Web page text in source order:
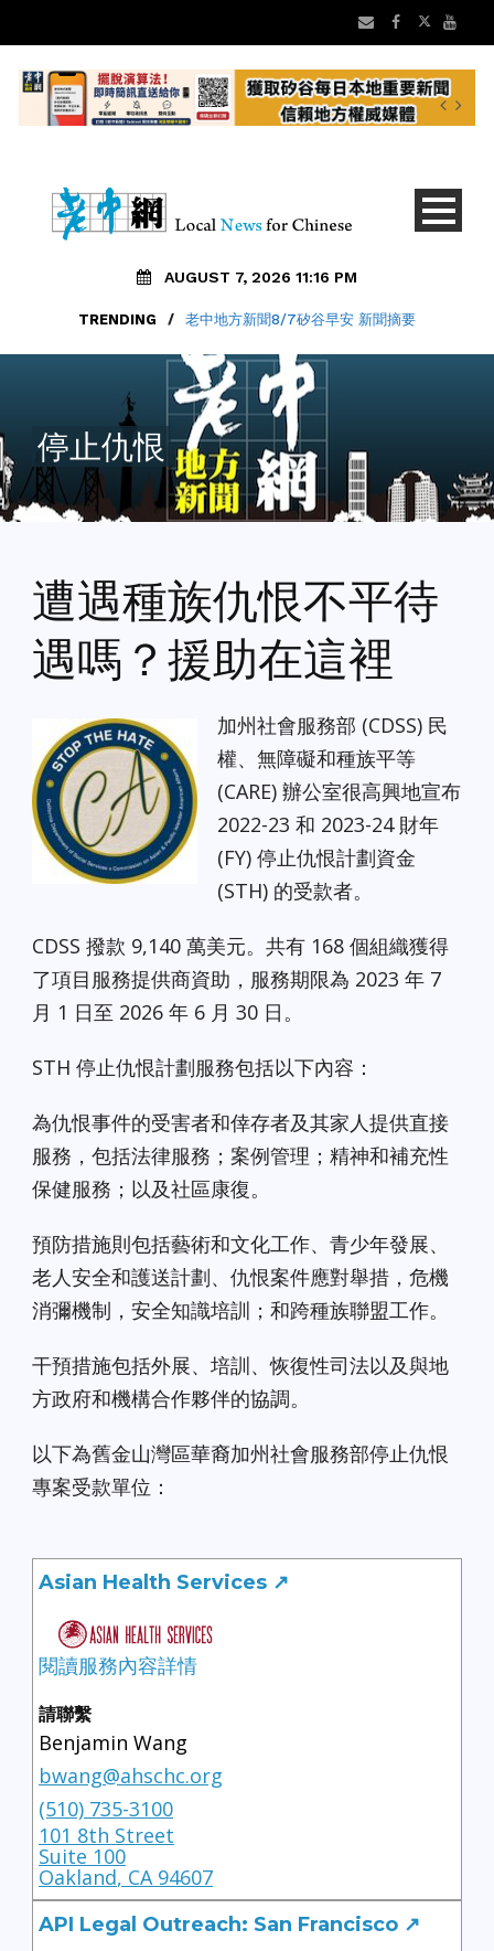
AUGUST 7, 2026 11:16 PM
TRENDING / 老中地方新聞8/7矽谷早安 新聞摘要
停止仇恨
遭遇種族仇恨不平待
遇嗎？援助在這裡
加州社會服務部 (CDSS) 民
權、無障礙和種族平等
(CARE) 辦公室很高興地宣布
2022-23 和 2023-24 財年
(FY) 停止仇恨計劃資金
(STH) 的受款者。
CDSS 撥款 9,140 萬美元。共有 168 個組織獲得
了項目服務提供商資助，服務期限為 2023 年 7
月 1 日至 2026 年 6 月 30 日。
STH 停止仇恨計劃服務包括以下內容：
為仇恨事件的受害者和倖存者及其家人提供直接
服務，包括法律服務；案例管理；精神和補充性
保健服務；以及社區康復。
預防措施則包括藝術和文化工作、青少年發展、
老人安全和護送計劃、仇恨案件應對舉措，危機
消彌機制，安全知識培訓；和跨種族聯盟工作。
干預措施包括外展、培訓、恢復性司法以及與地
方政府和機構合作夥伴的協調。
以下為舊金山灣區華裔加州社會服務部停止仇恨
專案受款單位：
Asian Health Services ↗
閱讀服務內容詳情
請聯繫
Benjamin Wang
bwang@ahschc.org
(510) 735-3100
101 8th Street
Suite 100
Oakland, CA 94607
API Legal Outreach: San Francisco ↗